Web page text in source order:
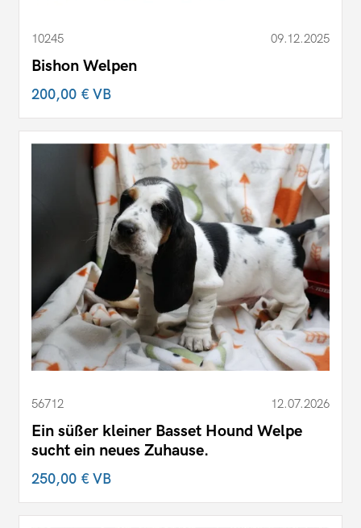
10245 09.12.2025
Bishon Welpen
200,00 €VB
56712 12.07.2026
Ein süßer kleiner Basset Hound Welpe
sucht ein neues Zuhause.
250,00 €VB